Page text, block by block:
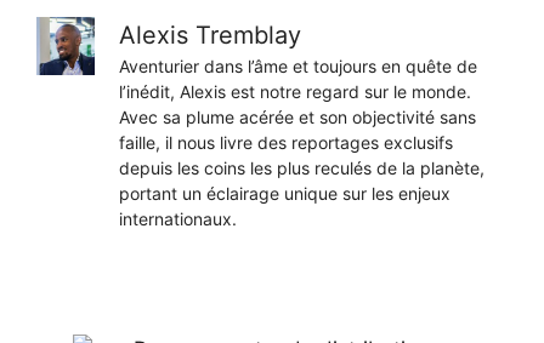
Alexis Tremblay
Aventurier dans l’âme et toujours en quête de
l’inédit, Alexis est notre regard sur le monde.
Avec sa plume acérée et son objectivité sans
faille, il nous livre des reportages exclusifs
depuis les coins les plus reculés de la planète,
portant un éclairage unique sur les enjeux
internationaux.